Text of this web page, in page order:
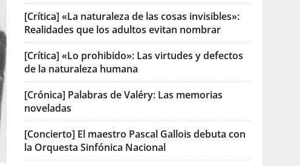
[Crítica] «La naturaleza de las cosas invisibles»:
Realidades que los adultos evitan nombrar
[Crítica] «Lo prohibido»: Las virtudes y defectos
de la naturaleza humana
[Crónica] Palabras de Valéry: Las memorias
noveladas
[Concierto] El maestro Pascal Gallois debuta con
la Orquesta Sinfónica Nacional